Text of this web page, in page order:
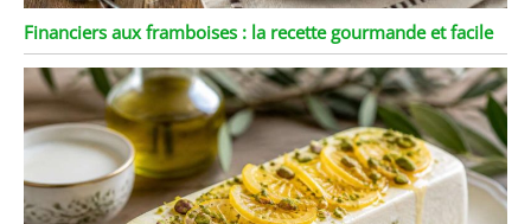
Financiers aux framboises : la recette gourmande et facile